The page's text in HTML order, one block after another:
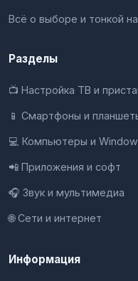
Всё о выборе и тонкой
Разделы
📺 Настройка ТВ и
📱 Смартфоны и
💻 Компьютеры и
📲 Приложения и софт
🎧 Звук и мультимедиа
🌐 Сети и интернет
Информация